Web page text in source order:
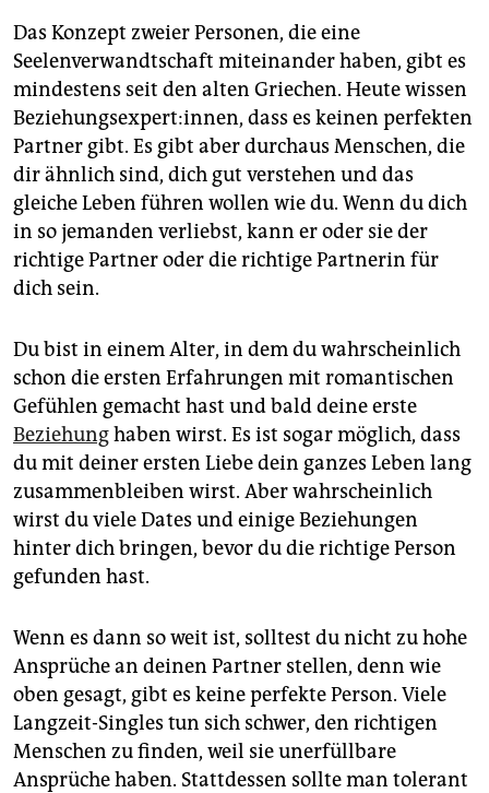
Das Konzept zweier Personen, die eine
Seelenverwandtschaft miteinander haben, gibt es
mindestens seit den alten Griechen. Heute wissen
Be­zie­hungs­ex­per­t:in­nen, dass es keinen perfekten
Partner gibt. Es gibt aber durchaus Menschen, die
dir ähnlich sind, dich gut verstehen und das
gleiche Leben führen wollen wie du. Wenn du dich
in so jemanden verliebst, kann er oder sie der
richtige Partner oder die richtige Partnerin für
dich sein.
Du bist in einem Alter, in dem du wahrscheinlich
schon die ersten Erfahrungen mit romantischen
Gefühlen gemacht hast und bald deine erste
Beziehunghaben wirst. Es ist sogar möglich, dass
du mit deiner ersten Liebe dein ganzes Leben lang
zusammenbleiben wirst. Aber wahrscheinlich
wirst du viele Dates und einige Beziehungen
hinter dich bringen, bevor du die richtige Person
gefunden hast.
Wenn es dann so weit ist, solltest du nicht zu hohe
Ansprüche an deinen Partner stellen, denn wie
oben gesagt, gibt es keine perfekte Person. Viele
Langzeit-Singles tun sich schwer, den richtigen
Menschen zu finden, weil sie unerfüllbare
Ansprüche haben. Stattdessen sollte man tolerant